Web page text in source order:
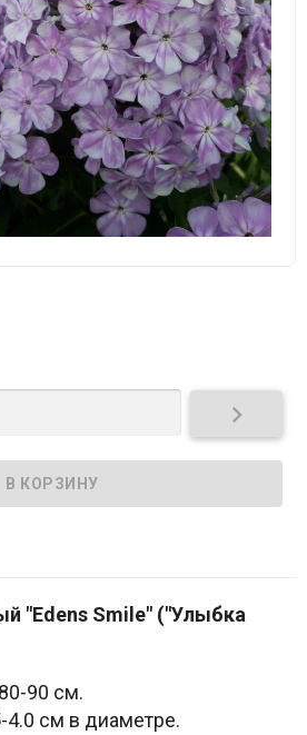

"Edens Smile" ("Улыбка
80-90 см.
4.0 см в диаметре.